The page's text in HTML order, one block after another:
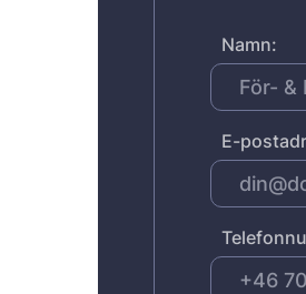
Namn:
E-